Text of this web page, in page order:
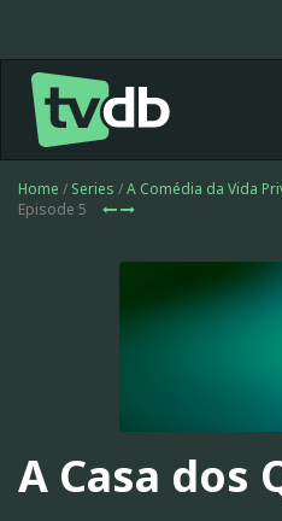
Home / Series /A Comédia da Vida
Episode 5
A Casa dos